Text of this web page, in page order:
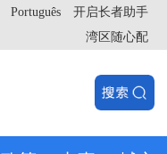
开启长者助手
Português
湾区随心配